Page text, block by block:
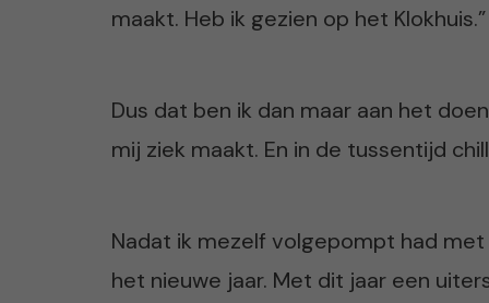
maakt. Heb ik gezien op het Klokhuis.”
Dus dat ben ik dan maar aan het
mij ziek maakt. En in de tussentijd
Nadat ik mezelf volgepompt had
het nieuwe jaar. Met dit jaar een